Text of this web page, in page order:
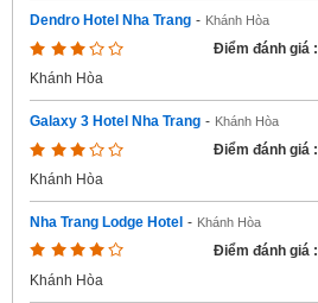
Dendro Hotel Nha Trang - Khánh Hòa
Điểm đánh giá :
Khánh Hòa
Galaxy 3 Hotel Nha Trang - Khánh Hòa
Điểm đánh giá :
Khánh Hòa
Nha Trang Lodge Hotel - Khánh Hòa
Điểm đánh giá :
Khánh Hòa